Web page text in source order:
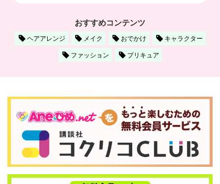
おすすめコンテンツ
ヘアアレンジ メイク おでかけ
キャラクター
ファッション
プリキュア